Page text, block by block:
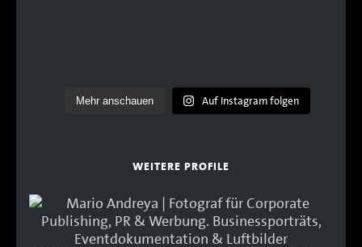
Mehr anschauen Auf Instagram folgen
WEITERE PROFILE